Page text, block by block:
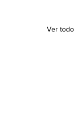
Ver todo